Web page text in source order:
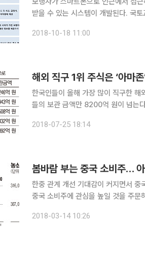
받을 수 있는 시스템이 개발된다. 국토교통부는 19일 스마트폰 서비스 개발사와 협업해 차세대 지능
ITS(Cooperative Intelligent
2018-10-18 11:00
해외 직구 1위 주식은 ‘아마존
한국인들이 올해 가장 많이 직구한 해
들의 보관 금액만 8200억 원이 넘는다. 한국예탁결제원은 25일부터 세이브로를 통해 ‘해외
에서 2017년 374만3008만 달러로
2018-07-25 18:14
봄바람 부는 중국 소비주…
한중 관계 개선 기대감이 커지면서
중국 소비주에 관심을 높일 것을 주
월에만 9.24%, 아모레G는 10.71%
2018-03-14 10:26